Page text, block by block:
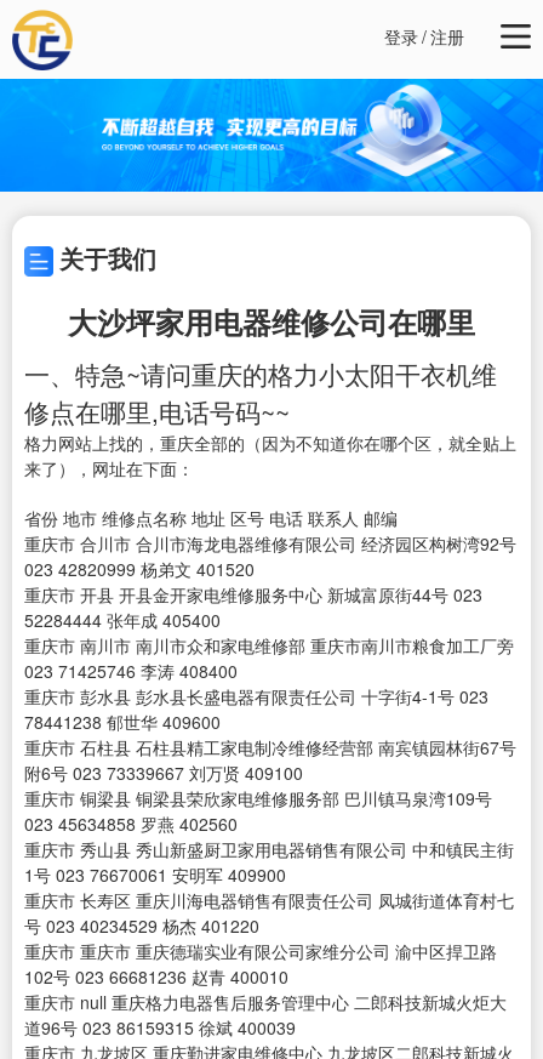
登录/注册
关于我们
大沙坪家用电器维修公司在哪里
一、特急~请问重庆的格力小太阳干衣机维
修点在哪里,电话号码~~
格力网站上找的，重庆全部的（因为不知道你在哪个区，就全贴上
来了），网址在下面：
省份 地市 维修点名称 地址 区号 电话 联系人 邮编
重庆市 合川市 合川市海龙电器维修有限公司 经济园区构树湾92号
023 42820999 杨弟文 401520
重庆市 开县 开县金开家电维修服务中心 新城富原街44号 023
52284444 张年成 405400
重庆市 南川市 南川市众和家电维修部 重庆市南川市粮食加工厂旁
023 71425746 李涛 408400
重庆市 彭水县 彭水县长盛电器有限责任公司 十字街4-1号 023
78441238 郁世华 409600
重庆市 石柱县 石柱县精工家电制冷维修经营部 南宾镇园林街67号
附6号 023 73339667 刘万贤 409100
重庆市 铜梁县 铜梁县荣欣家电维修服务部 巴川镇马泉湾109号
023 45634858 罗燕 402560
重庆市 秀山县 秀山新盛厨卫家用电器销售有限公司 中和镇民主街
1号 023 76670061 安明军 409900
重庆市 长寿区 重庆川海电器销售有限责任公司 凤城街道体育村七
号 023 40234529 杨杰 401220
重庆市 重庆市 重庆德瑞实业有限公司家维分公司 渝中区捍卫路
102号 023 66681236 赵青 400010
重庆市 null 重庆格力电器售后服务管理中心 二郎科技新城火炬大
道96号 023 86159315 徐斌 400039
重庆市 九龙坡区 重庆勤进家电维修中心 九龙坡区二郎科技新城火